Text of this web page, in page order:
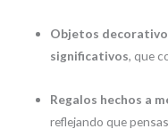
Objetos
significativos, que
Regalos hechos a
reflejando que